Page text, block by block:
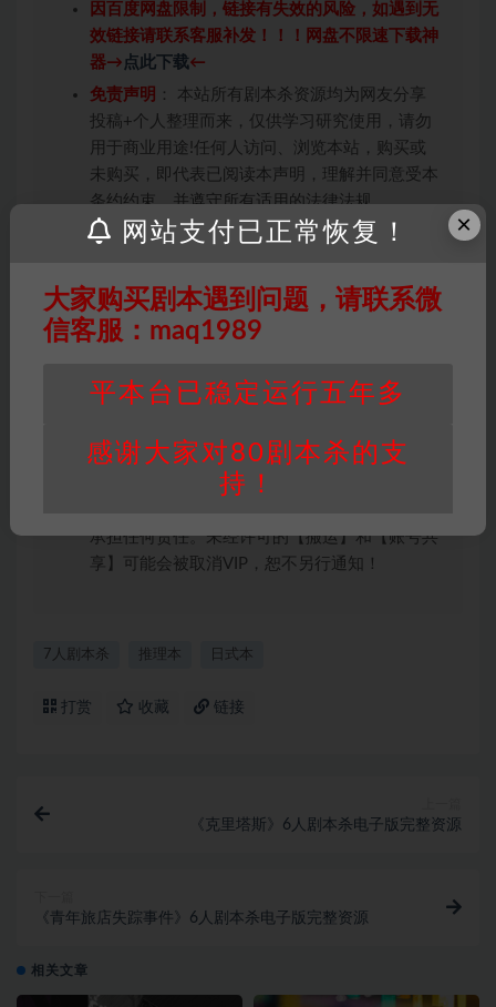
因百度网盘限制，链接有失效的风险，如遇到无
效链接请联系客服补发！！！网盘不限速下载神
器→ 点此下载←
免责声明 ： 本站所有剧本杀资源均为网友分享
投稿+个人整理而来，仅供学习研究使用，请勿
用于商业用途!任何人访问、浏览本站，购买或
未购买，即代表已阅读本声明，理解并同意受本
条约约束，并遵守所有适用的法律法规。
版权归属：本站提供的任何剧本杀资源内容的版
件通知并提供相关证实资料至邮箱
448271243@qq.com，如若情况属实，我们将
会在三天内下架相关剧本攻略。
身价值，本站积分为本站收取的赞助费，用于本
用。
∶任何情况下，本站及相关人士对于访
承担任何责任。未经许可的【搬运】和【账号共
享】可能会被取消VIP，恕不另行通知！
7人剧本杀 推理本 日式本
打赏 收藏 链接
《克里塔斯》6人剧本杀电子版完整资源
《青年旅店失踪事件》6人剧本杀电子版完整资源
相关文章
×
网站支付已正常恢复！
大家购买剧本遇到问题，请联系微
信客服：maq1989
平本台已稳定运行五年多
感谢大家对80剧本杀的支
持！